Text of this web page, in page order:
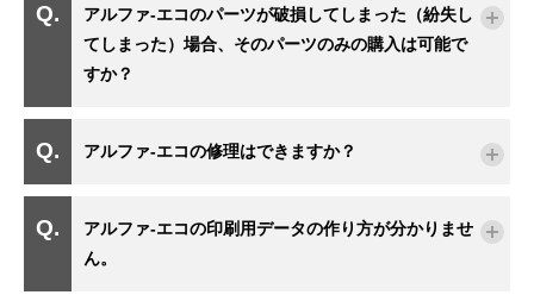
アルファ-エコのパーツが破損してしまった（紛失し
てしまった）場合、そのパーツのみの購入は可能で
すか？
アルファ-エコの修理はできますか？
アルファ-エコの印刷用データの作り方が分かりませ
ん。